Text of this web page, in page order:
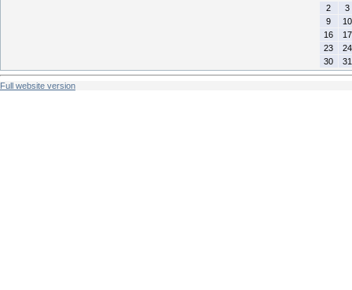
2
3
9
10
16
17
23
24
30
31
Full website version